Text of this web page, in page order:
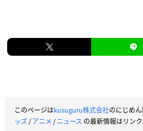
このページはkusuguru株式会社のにじめ
ッズ/アニメ/ニュース の最新情報はリン